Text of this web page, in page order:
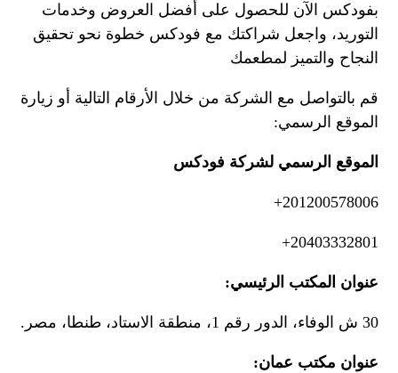
بفودكس الآن للحصول على أفضل العروض وخدمات
التوريد، واجعل شراكتك مع فودكس خطوة نحو تحقيق
النجاح والتميز لمطعمك
قم بالتواصل مع الشركة من خلال الأرقام التالية أو زيارة
الموقع الرسمي:
الموقع الرسمي لشركة فودكس
201200578006+
20403332801+
عنوان المكتب الرئيسي:
30 ش الوفاء، الدور رقم 1، منطقة الاستاد، طنطا، مصر.
عنوان مكتب عمان: